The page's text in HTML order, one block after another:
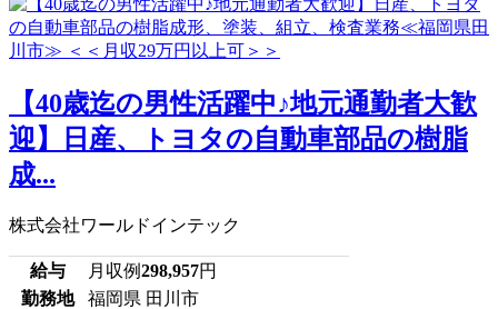
【40歳迄の男性活躍中♪地元通勤者大歓
迎】日産、トヨタの自動車部品の樹脂
成...
株式会社ワールドインテック
給与 月収例298,957円
勤務地
福岡県 田川市